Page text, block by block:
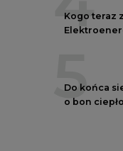
Kogo teraz
5
Do końca
o bon